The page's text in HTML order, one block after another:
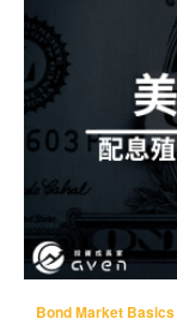
Bond Market Basics